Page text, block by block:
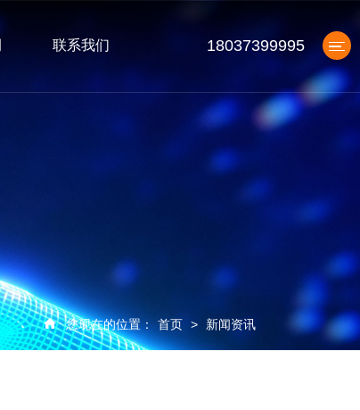
联系我们 18037399995
产品中心
您现在的位置： 首页 > 新闻资讯